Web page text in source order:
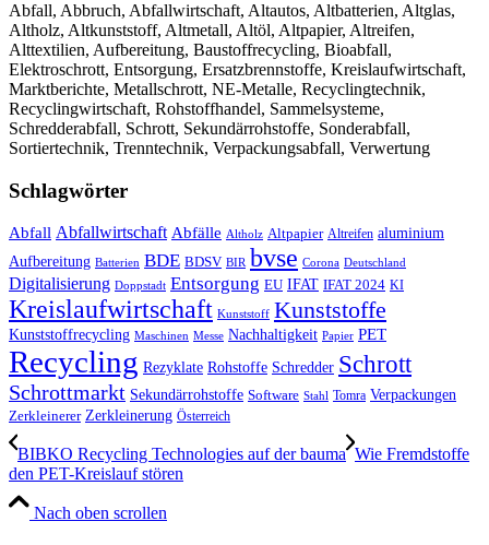
Abfall, Abbruch, Abfallwirtschaft, Altautos, Altbatterien, Altglas,
Altholz, Altkunststoff, Altmetall, Altöl, Altpapier, Altreifen,
Alttextilien, Aufbereitung, Baustoffrecycling, Bioabfall,
Elektroschrott, Entsorgung, Ersatzbrennstoffe, Kreislaufwirtschaft,
Marktberichte, Metallschrott, NE-Metalle, Recyclingtechnik,
Recyclingwirtschaft, Rohstoffhandel, Sammelsysteme,
Schredderabfall, Schrott, Sekundärrohstoffe, Sonderabfall,
Sortiertechnik, Trenntechnik, Verpackungsabfall, Verwertung
Schlagwörter
Abfall Abfallwirtschaft Abfälle Altholz Altpapier Altreifen aluminium
Aufbereitung Batterien BDE BDSV BIR bvse Corona Deutschland
Digitalisierung Doppstadt Entsorgung EU IFAT IFAT 2024 KI
Kreislaufwirtschaft Kunststoff Kunststoffe
Kunststoffrecycling Maschinen Messe Nachhaltigkeit Papier PET
Recycling Rezyklate Rohstoffe Schredder Schrott
Schrottmarkt Sekundärrohstoffe Software Stahl Tomra Verpackungen
Zerkleinerer Zerkleinerung Österreich
BIBKO Recycling Technologies auf der bauma Wie Fremdstoffe
den PET-Kreislauf stören
Nach oben scrollen